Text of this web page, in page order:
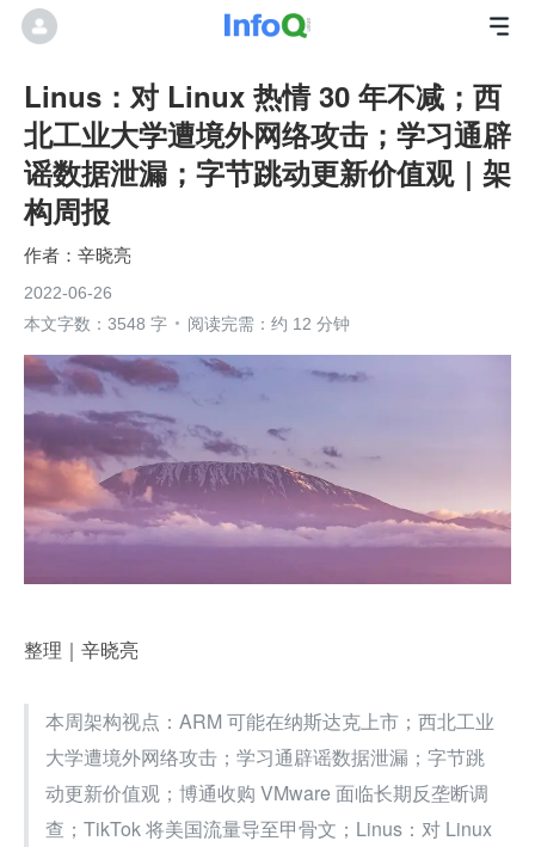
Linus：对 Linux 热情 30 年不减；西
北工业大学遭境外网络攻击；学习通辟
谣数据泄漏；字节跳动更新价值观｜架
构周报
辛晓亮
2022-06-26
本文字数：3548 字
阅读完需：约 12 分钟
整理｜辛晓亮
本周架构视点：ARM 可能在纳斯达克上市；西北工业
大学遭境外网络攻击；学习通辟谣数据泄漏；字节跳
动更新价值观；博通收购 VMware 面临长期反垄断调
查；TikTok 将美国流量导至甲骨文；Linus：对 Linux